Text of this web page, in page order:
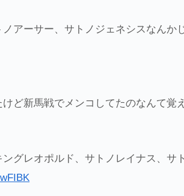
アーサー、サトノジェネシスなんか
ど新馬戦でメンコしてたのなんて覚
グレオポルド、サトノレイナス、サ